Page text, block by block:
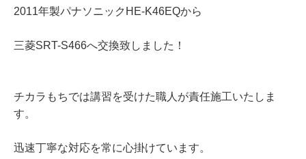
2011年製パナソニックHE-K46EQから
三菱SRT-S466へ交換致しました！
チカラもちでは講習を受けた職人が責任施工いたしま
す。
迅速丁寧な対応を常に心掛けています。